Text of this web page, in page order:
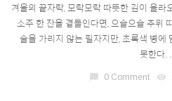
겨울의 끝자락, 모락모락 따뜻한 김이 올라
소주 한 잔을 곁들인다면, 으슬으슬 추위
술을 가리지 않는 필자지만, 초록색 병에
못한다.
0 Comment visibility